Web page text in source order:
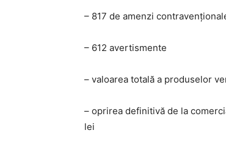
– 817 de amenzi
– 612 avertismente
– valoarea totală a produselor
– oprirea definitivă de la
lei